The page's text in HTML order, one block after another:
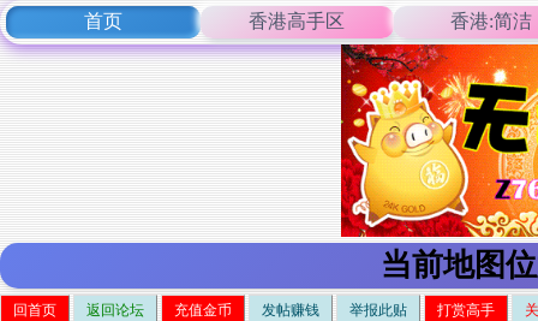
首页 香港高手区 香港:简洁
当前地图
回首页 返回论坛 充值金币 发帖赚钱 举报此贴 打赏高手